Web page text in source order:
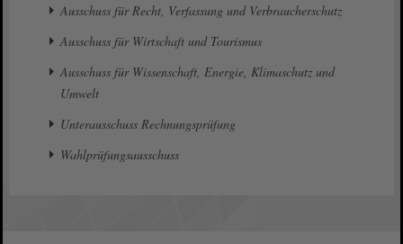
Ausschuss für Recht, Verfassung und Verbraucherschutz
Ausschuss für Wirtschaft und Tourismus
Ausschuss für Wissenschaft, Energie, Klimaschutz und
Umwelt
Unterausschuss Rechnungsprüfung
Wahlprüfungsausschuss